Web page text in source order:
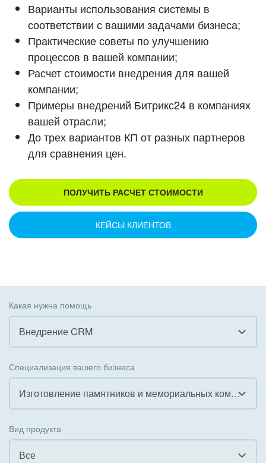
Варианты использования системы в
соответствии с вашими задачами бизнеса;
Практические советы по улучшению
процессов в вашей компании;
Расчет стоимости внедрения для вашей
компании;
Примеры внедрений Битрикс24 в компаниях
вашей отрасли;
До трех вариантов КП от разных партнеров
для сравнения цен.
ПОЛУЧИТЬ РАСЧЕТ СТОИМОСТИ
КЕЙСЫ КЛИЕНТОВ
Какая нужна помощь
Внедрение CRM
Внедрение КЭДО
Интеграция с 1С
Специализация вашего бизнеса
Изготовление памятников и мемориальных комплексов
Вид продукта
Все